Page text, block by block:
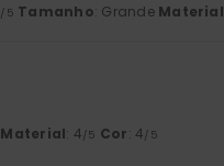
/5 Tamanho: Grande Material
Material: 4/5 Cor: 4/5